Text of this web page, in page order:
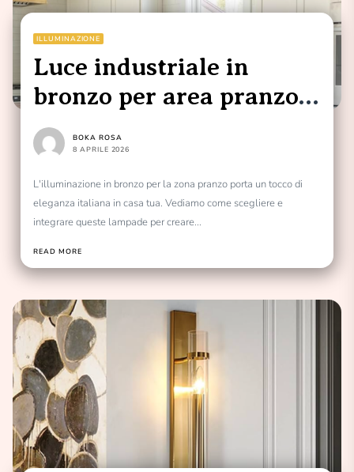
ILLUMINAZIONE
Luce industriale in
bronzo per area pranzo:
eleganza italiana
BOKA ROSA
8 APRILE 2026
L'illuminazione in bronzo per la zona pranzo porta un tocco di
eleganza italiana in casa tua. Vediamo come scegliere e
integrare queste lampade per creare...
READ MORE